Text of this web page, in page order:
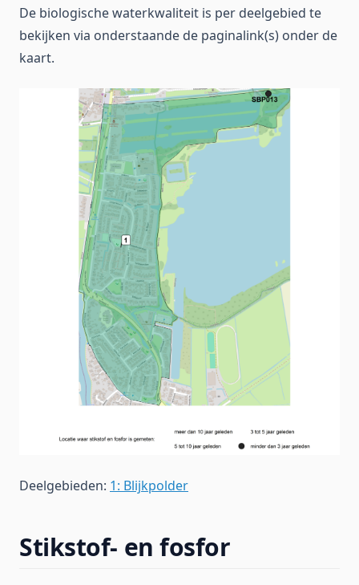
De biologische waterkwaliteit is per deelgebied te
bekijken via onderstaande de paginalink(s) onder de
kaart.
Deelgebieden: 1: Blijkpolder
Stikstof- en fosfor